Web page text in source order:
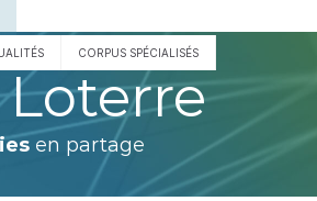
CORPUS SPÉCIALISÉS
Loterre
en partage